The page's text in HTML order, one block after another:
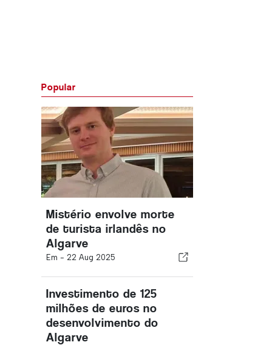
Popular
Mistério envolve morte
de turista irlandês no
Algarve
Em - 22 Aug 2025
Investimento de 125
milhões de euros no
desenvolvimento do
Algarve